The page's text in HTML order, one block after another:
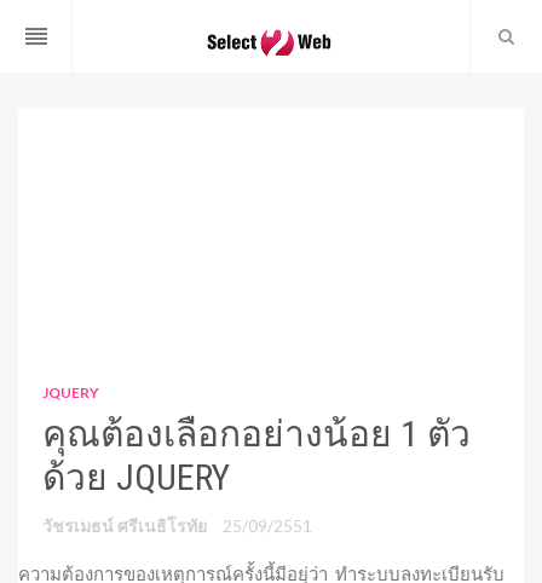
reorder
JQUERY
คุณต้องเลือกอย่างน้อย 1 ตัว
ด้วย JQUERY
วัชรเมธน์ ศรีเนธิโรทัย 25/09/2551
ความต้องการของเหตุการณ์ครั้งนี้มีอยุ่ว่า ทำระบบลงทะเบียนรับ